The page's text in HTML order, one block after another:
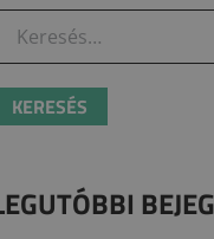
Keresés: